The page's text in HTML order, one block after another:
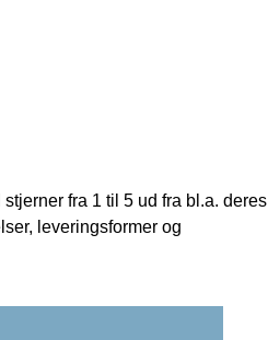
fra 1 til 5 ud fra bl.a. deres
leveringsformer og